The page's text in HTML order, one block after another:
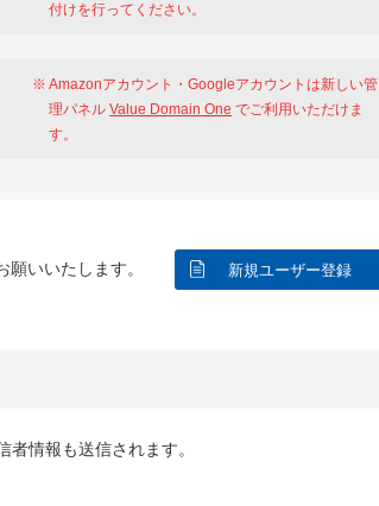
付けを行ってください。
Amazonアカウント・Googleアカウントは新しい管
理パネルValue Domain One でご利用いただけま
す。
いいたします。 新規ユーザー登録
情報も送信されます。